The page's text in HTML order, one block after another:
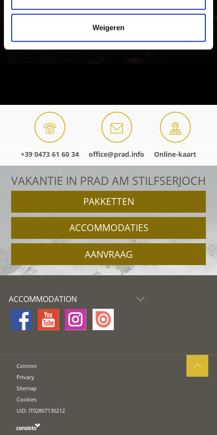
Weigeren
+39 0473 61 60 34 office@prad.info Online-kaart
VAKANTIE IN PRAD AM STILFSERJOCH
PAKKETTEN
ACCOMMODATIES
AANVRAAG
ACCOMMODATION
Coloron
Privacy
Sitemap
Cookies
UID: IT02807130212